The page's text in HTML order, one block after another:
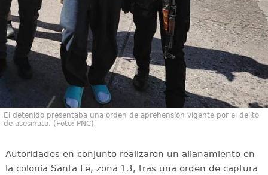
El detenido presentaba una orden de aprehensión vigente por el delito
de asesinato. (Foto: PNC)
Autoridades en conjunto realizaron un allanamiento en
la colonia Santa Fe, zona 13, tras una orden de captura